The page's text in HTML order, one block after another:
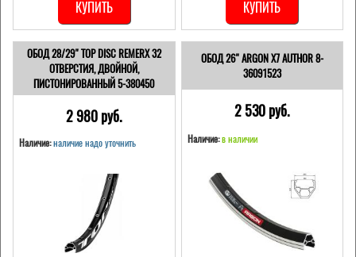
КУПИТЬ КУПИТЬ
ОБОД 28/29" TOP DISC REMERX 32
ОТВЕРСТИЯ, ДВОЙНОЙ,
ПИСТОНИРОВАННЫЙ 5-380450
2 980 pуб.
Наличие:наличие надо уточнить
ОБОД 26" ARGON X7 AUTHOR 8-
36091523
2 530 pуб.
Наличие: в наличии